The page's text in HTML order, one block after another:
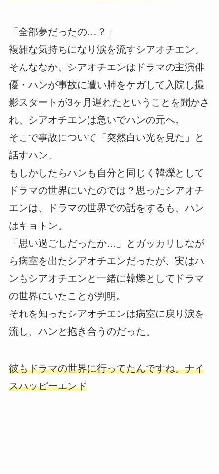
「全部夢だったの…？」
複雑な気持ちになり涙を流すシアオチエン。
そんななか、シアオチエンはドラマの主演俳
優・ハンが事故に遭い肺をケガして入院し撮
影スタートが3ヶ月遅れたということを聞かさ
れ、シアオチエンは急いでハンの元へ。
そこで事故について「突然白い光を見た」と
話すハン。
もしかしたらハンも自分と同じく韓爍として
ドラマの世界にいたのでは？思ったシアオチ
エンは、ドラマの世界での話をするも、ハン
はキョトン。
「思い過ごしだったか…」とガッカリしなが
ら病室を出たシアオチエンだったが、実はハ
ンもシアオチエンと一緒に韓爍としてドラマ
の世界にいたことが判明。
それを知ったシアオチエンは病室に戻り涙を
流し、ハンと抱き合うのだった。
彼もドラマの世界に行ってたんですね。ナイ
スハッピーエンド